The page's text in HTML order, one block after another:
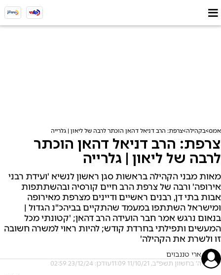
אמס בקהילה צרפת: הרב דניאל דהאן הוכתר לרבה של ליאון | גלרייה
צרפת: הרב דניאל דהאן הוכתר
לרבה של ליאון | גלרייה
מאות מבני הקהילה בראשות סגן ראשון לנשיא 'ועידת רבני
אירופה' ורבה של צרפת הרב חיים קורסיה ובהשתתפות
אבות בתי דן, רבנים ראשיים ודיינים מצרפת מאירופה
ומישראל השתתפו במעמד שהתקיים בביהכ"נ הגדול |
בנאום נרגש אמר חבר הועידה הרב דהאן; 'קטונתי מכל
המעשים ותפילתי בחרדת קודש; להיות ראוי למשרה חשובה
זו ולשרת את הקהילה'
ארי טננבוים
ה' בחשוון תשפ"ב, 11/10/21 11:09 עודכן: 23/12/24 02:59